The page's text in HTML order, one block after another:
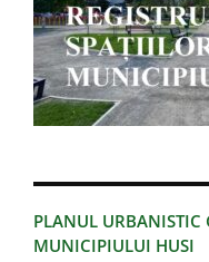
PLANUL URBANISTIC
MUNICIPIULUI HUSI